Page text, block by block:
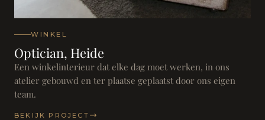
WINKEL
Optician, Heide
Een winkelinterieur dat elke dag moet werken, in ons
atelier gebouwd en ter plaatse geplaatst door ons eigen
team.
BEKIJK PROJECT